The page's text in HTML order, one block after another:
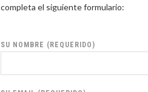
completa el siguiente formulario:
SU NOMBRE (REQUERIDO)